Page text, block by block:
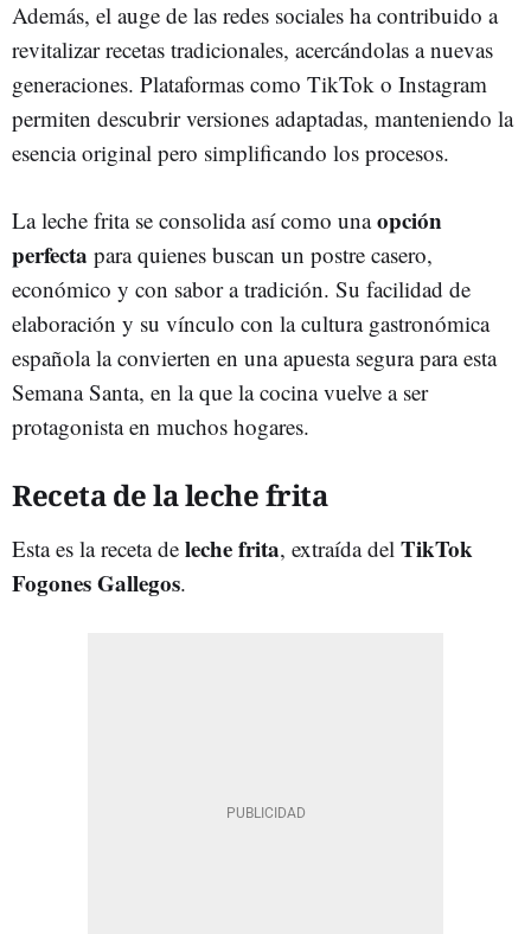
Además, el auge de las redes sociales ha contribuido a
revitalizar recetas tradicionales, acercándolas a nuevas
generaciones. Plataformas como TikTok o Instagram
permiten descubrir versiones adaptadas, manteniendo la
esencia original pero simplificando los procesos.
La leche frita se consolida así como unaopción
perfecta para quienes buscan un postre casero,
económico y con sabor a tradición. Su facilidad de
elaboración y su vínculo con la cultura gastronómica
española la convierten en una apuesta segura para esta
Semana Santa, en la que la cocina vuelve a ser
protagonista en muchos hogares.
Receta de la leche frita
Esta es la receta de leche frita, extraída del TikTok
Fogones Gallegos.